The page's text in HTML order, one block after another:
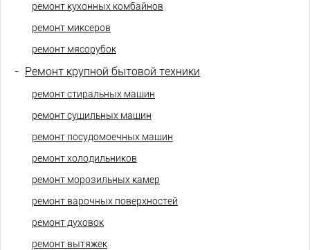
ремонт кухонных комбайнов
ремонт миксеров
ремонт мясорубок
- Ремонт крупной бытовой техники
ремонт стиральных машин
ремонт сушильных машин
ремонт посудомоечных машин
ремонт холодильников
ремонт морозильных камер
ремонт варочных поверхностей
ремонт духовок
ремонт вытяжек